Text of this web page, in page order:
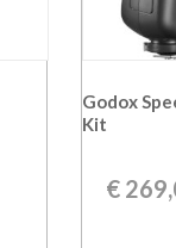
Godox
Kit
€